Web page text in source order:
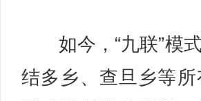
如今，“九联”模式
结多乡、查旦乡等